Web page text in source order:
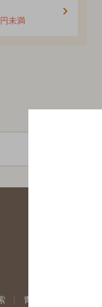
未満
青森県のバー検索